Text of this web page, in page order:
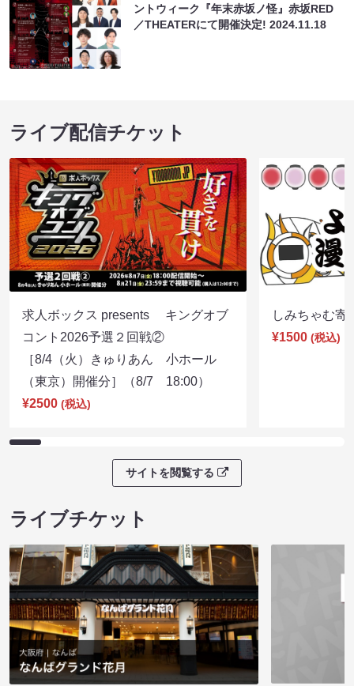
ントウィーク『年末赤坂ノ怪』赤坂RED
／THEATERにて開催決定!2024.11.18
ライブ配信チケット
求人ボックス presents キングオブ
コント2026予選２回戦②
［8/4（火）きゅりあん 小ホール
（東京）開催分］（8/7 18:00）
¥2500 (税込)
しみちゃむ
¥1500 (税込)
サイトを閲覧する
ライブチケット